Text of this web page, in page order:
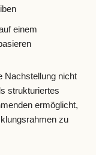
einem
Nachstellung nicht
strukturiertes
ermöglicht,
zu